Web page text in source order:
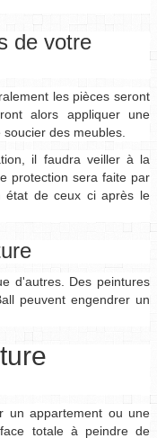
de votre
les pièces seront
alors appliquer une
des meubles.
il faudra veiller à la
protection sera faite par
état de ceux ci après le
d'autres. Des peintures
peuvent engendrer un
un appartement ou une
totale à peindre de